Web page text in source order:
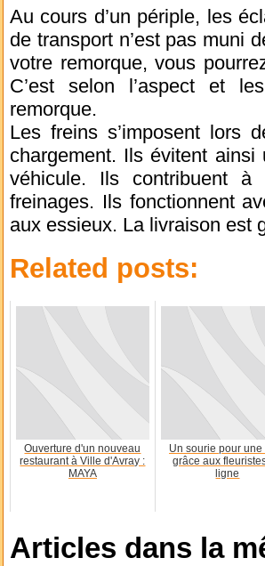
Au cours d’un périple, les
de transport n’est pas muni
votre remorque, vous
C’est selon l’aspect et
remorque.
Les freins s’imposent lors
chargement. Ils évitent
véhicule. Ils contribuent
freinages. Ils fonctionnent
aux essieux. La livraison est
Related posts:
Ouverture d'un nouveau
restaurant à Ville d'Avray :
MAYA
Un sourie pour une
grâce aux
ligne
Articles dans la